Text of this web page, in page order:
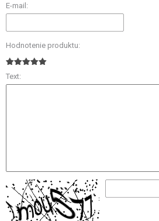
E-mail:
Hodnotenie produktu:
Text: